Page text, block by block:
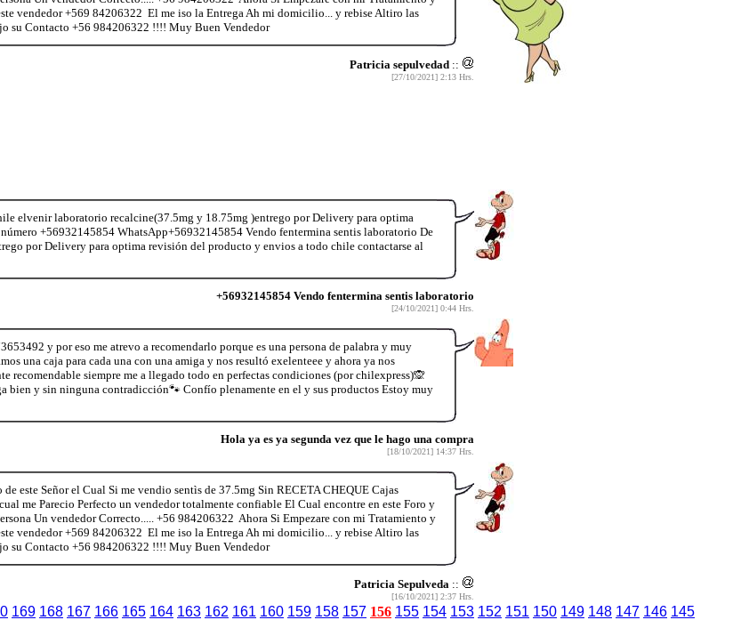
vendedor +569 84206322 El me iso la Entrega Ah mi domicilio... y rebise Altiro las
su Contacto +56 984206322 !!!! Muy Buen Vendedor
Patricia sepulvedad::
[27/10/2021] 2:13 Hrs.
elvenir laboratorio recalcine(37.5mg y 18.75mg )entrego por Delivery para optima
+56932145854 WhatsApp+56932145854 Vendo fentermina sentis laboratorio De
por Delivery para optima revisión del producto y envios a todo chile contactarse al
+56932145854 Vendo fentermina sentis laboratorio
[24/10/2021] 0:44 Hrs.
y por eso me atrevo a recomendarlo porque es una persona de palabra y muy
una caja para cada una con una amiga y nos resultó exelenteee y ahora ya nos
recomendable siempre me a llegado todo en perfectas condiciones (por chilexpress)🙊
bien y sin ninguna contradicción🐾 Confío plenamente en el y sus productos Estoy muy
Hola ya es ya segunda vez que le hago una compra
[18/10/2021] 14:37 Hrs.
este Señor el Cual Si me vendio sentìs de 37.5mg Sin RECETA CHEQUE Cajas
me Parecio Perfecto un vendedor totalmente confiable El Cual encontre en este Foro y
Un vendedor Correcto..... +56 984206322 Ahora Si Empezare con mi Tratamiento y
vendedor +569 84206322 El me iso la Entrega Ah mi domicilio... y rebise Altiro las
su Contacto +56 984206322 !!!! Muy Buen Vendedor
Patricia Sepulveda ::
[16/10/2021] 2:37 Hrs.
169 168 167 166 165 164 163 162 161 160 159 158 157 156 155 154 153 152 151 150 149 148 147 146 145